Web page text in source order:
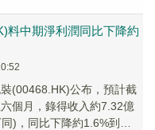
料中期淨利潤同比下降約
裝(00468.HK)公布，預計截
個月，錄得收入約7.32億
)，同比下降約1.6%到